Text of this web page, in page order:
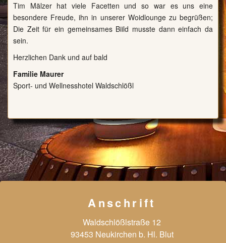
Tim Mälzer hat viele Facetten und so war es uns eine
besondere Freude, ihn in unserer Woidloungezu begrüßen;
Die Zeit für ein gemeinsames Biild musste dann einfach da
sein.
Herzlichen Dank und auf bald
Familie Maurer
Sport- und Wellnesshotel Waldschlößl
Anschrift
Waldschlößlstraße 12
93453 Neukirchen b. Hl. Blut